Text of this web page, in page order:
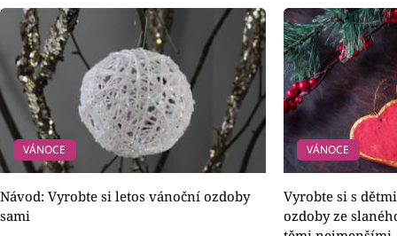
VÁNOCE
Návod: Vyrobte si letos vánoční ozdoby
sami
VÁNOCE
Vyrobte si s
ozdoby ze